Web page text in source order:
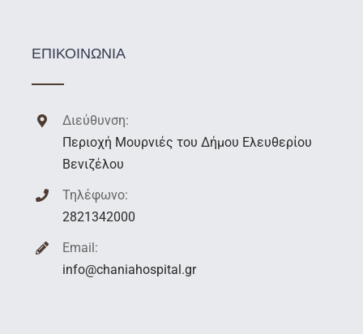
ΕΠΙΚΟΙΝΩΝΙΑ
Διεύθυνση:
Περιοχή Μουρνιές του Δήμου Ελευθερίου
Βενιζέλου
Τηλέφωνο:
2821342000
Email:
info@chaniahospital.gr